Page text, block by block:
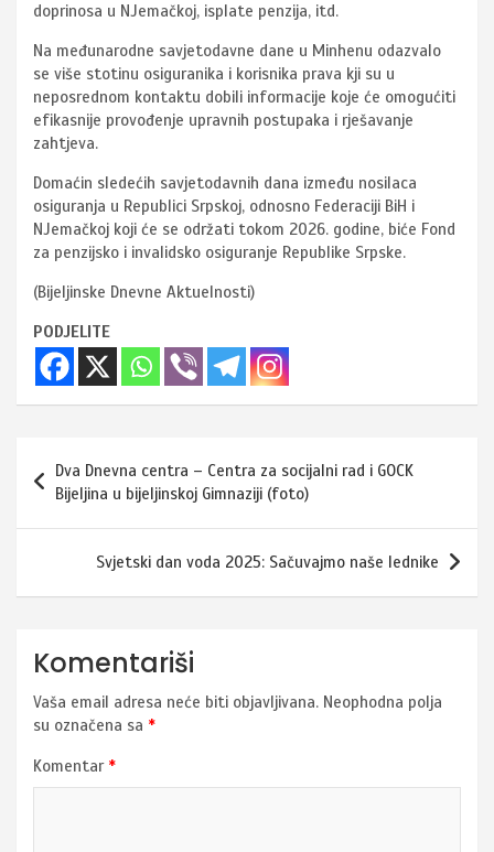
doprinosa u NJemačkoj, isplate penzija, itd.
Na međunarodne savjetodavne dane u Minhenu odazvalo
se više stotinu osiguranika i korisnika prava kji su u
neposrednom kontaktu dobili informacije koje će omogućiti
efikasnije provođenje upravnih postupaka i rješavanje
zahtjeva.
Domaćin sledećih savjetodavnih dana između nosilaca
osiguranja u Republici Srpskoj, odnosno Federaciji BiH i
NJemačkoj koji će se održati tokom 2026. godine, biće Fond
za penzijsko i invalidsko osiguranje Republike Srpske.
(Bijeljinske Dnevne Aktuelnosti)
PODJELITE
Navigacija
članaka
Dva Dnevna centra – Centra za socijalni rad i GOCK
Bijeljina u bijeljinskoj Gimnaziji (foto)
Svjetski dan voda 2025: Sačuvajmo naše lednike
Komentariši
Vaša email adresa neće biti objavljivana. Neophodna polja
su označena sa *
Komentar *